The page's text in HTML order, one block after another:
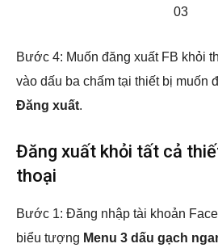
Bước 4: Muốn đăng xuất FB khỏi
vào dấu ba chấm tại thiết bị muốn
Đăng xuất.
Đăng xuất khỏi tất cả
thoại
Bước 1: Đăng nhập tài khoản
biểu tượng Menu 3 dấu gạch